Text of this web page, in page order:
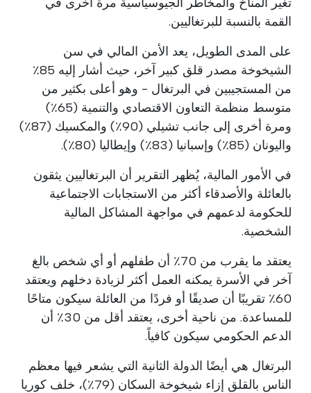
القمة بالنسبة للبرتغاليين.
على المدى الطويل، يعد الأمن المالي في سن
الشيخوخة مصدر قلق كبير آخر، حيث أشار إليه 85٪
من المستجيبين في البرتغال - وهو أعلى بكثير من
متوسط منظمة التعاون الاقتصادي والتنمية (65٪)
ومرة أخرى إلى جانب تشيلي (90٪) والمكسيك (87٪)
واليونان (85٪) وإسبانيا (83٪) وإيطاليا (80٪).
في الأمور المالية، يُظهر التقرير أن البرتغاليين يثقون
بالعائلة والأصدقاء أكثر من الاستجابات الاجتماعية
للحكومة لدعمهم في مواجهة المشاكل المالية
الشخصية.
يعتقد ما يقرب من 70٪ أن طفلهم أو أي شخص بالغ
آخر في الأسرة يمكنه العمل أكثر لزيادة دخلهم ويعتقد
60٪ تقريبًا أن صديقًا أو فردًا من العائلة سيكون متاحًا
للمساعدة. من ناحية أخرى، يعتقد أقل من 30٪ أن
الدعم الحكومي سيكون كافياً.
البرتغال هي أيضًا الدولة الثانية التي يشعر فيها معظم
الناس بالقلق إزاء شيخوخة السكان (79٪)، خلف كوريا